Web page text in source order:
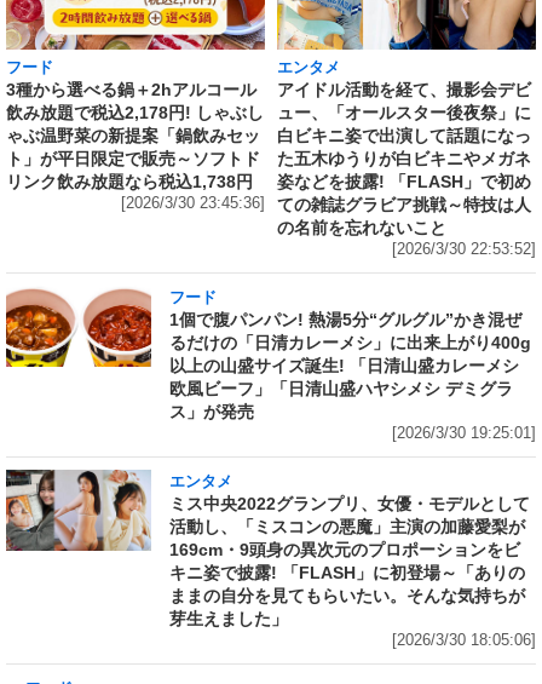
フード
3種から選べる鍋＋2hアルコール
飲み放題で税込2,178円! しゃぶし
ゃぶ温野菜の新提案「鍋飲みセッ
ト」が平日限定で販売～ソフトド
リンク飲み放題なら税込1,738円
[2026/3/30 23:45:36]
エンタメ
アイドル活動を経て、撮影会デビ
ュー、「オールスター後夜祭」に
白ビキニ姿で出演して話題になっ
た五木ゆうりが白ビキニやメガネ
姿などを披露! 「FLASH」で初め
ての雑誌グラビア挑戦～特技は人
の名前を忘れないこと
[2026/3/30 22:53:52]
フード
1個で腹パンパン! 熱湯5分“グルグル”かき混ぜ
るだけの「日清カレーメシ」に出来上がり400g
以上の山盛サイズ誕生! 「日清山盛カレーメシ
欧風ビーフ」「日清山盛ハヤシメシ デミグラ
ス」が発売
[2026/3/30 19:25:01]
エンタメ
ミス中央2022グランプリ、女優・モデルとして
活動し、「ミスコンの悪魔」主演の加藤愛梨が
169cm・9頭身の異次元のプロポーションをビ
キニ姿で披露! 「FLASH」に初登場～「ありの
ままの自分を見てもらいたい。そんな気持ちが
芽生えました」
[2026/3/30 18:05:06]